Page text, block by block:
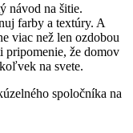
návod na šitie.
farby a textúry. A
viac než len ozdobou
pripomenie, že domov
na svete.
spoločníka na